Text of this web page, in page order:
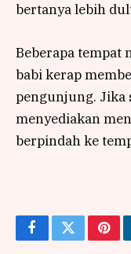
bertanya lebih
Beberapa tempat
babi kerap
pengunjung. Jika
menyediakan
berpindah ke
FacebookTwitter